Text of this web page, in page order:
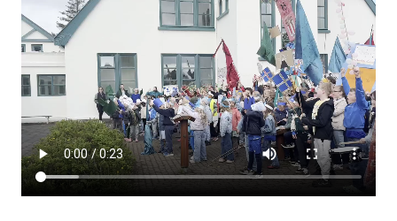
Stundaskrár
Valgreinar
Umsókn um val utanskóla
Foreldrafélag